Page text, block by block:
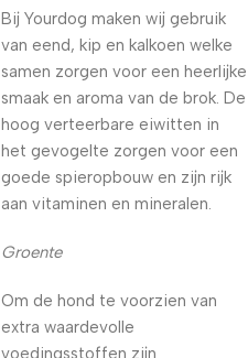
Bij Yourdog maken wij gebruik
van eend, kip en kalkoen welke
samen zorgen voor een heerlijke
smaak en aroma van de brok. De
hoog verteerbare eiwitten in
het gevogelte zorgen voor een
goede spieropbouw en zijn rijk
aan vitaminen en mineralen.
Groente
Om de hond te voorzien van
extra waardevolle
voedingsstoffen zijn